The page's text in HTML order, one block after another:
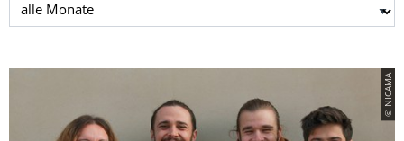
Monat auswählen
© NICAMA